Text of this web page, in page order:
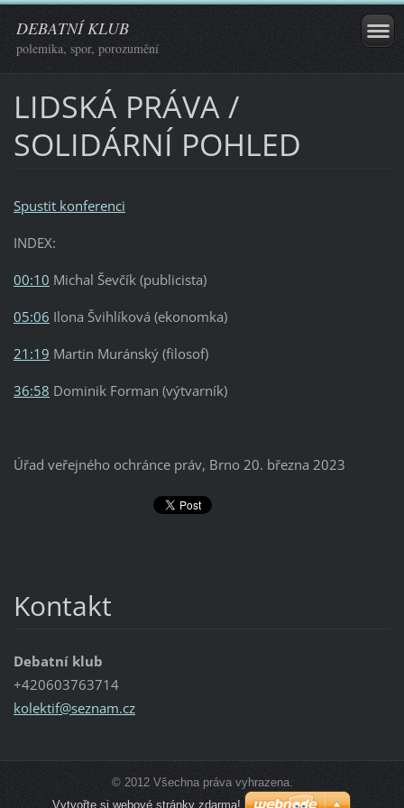
DEBATNÍ KLUB
polemika, spor, porozumění
LIDSKÁ PRÁVA /
SOLIDÁRNÍ POHLED
Spustit konferenci
INDEX:
00:10 Michal Ševčík (publicista)
05:06 Ilona Švihlíková (ekonomka)
21:19 Martin Muránský (filosof)
36:58 Dominik Forman (výtvarník)
Úřad veřejného ochránce práv, Brno 20. března 2023
Kontakt
Debatní klub
+420603763714
kolektif@seznam.cz
© 2012 Všechna práva vyhrazena.
Vytvořte si webové stránky zdarma!